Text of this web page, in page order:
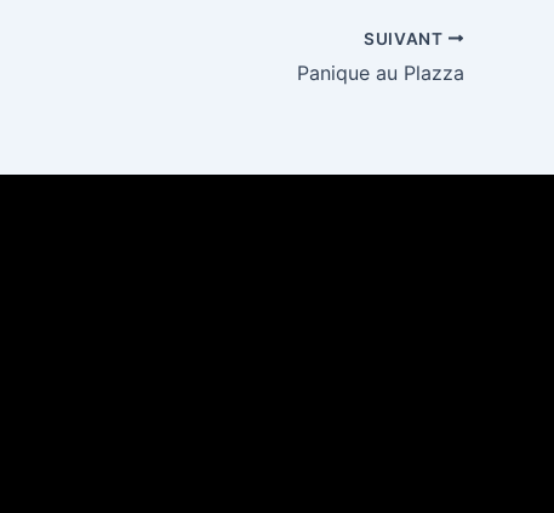
SUIVANT
Panique au Plazza